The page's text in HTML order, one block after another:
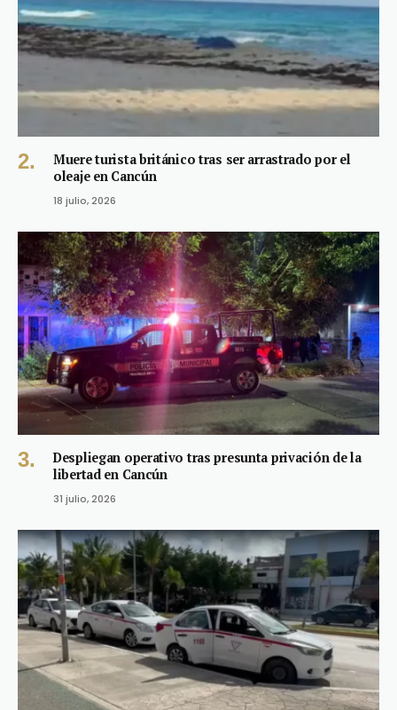
Muere turista británico tras ser arrastrado por el
oleaje en Cancún
18 julio, 2026
Despliegan operativo tras presunta privación de la
libertad en Cancún
31 julio, 2026